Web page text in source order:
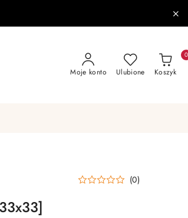
Moje konto Ulubione Koszyk
0
(0)